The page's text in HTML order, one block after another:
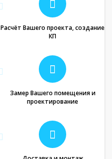
Расчёт Вашего проекта, создание
КП
Замер Вашего помещения и
проектирование